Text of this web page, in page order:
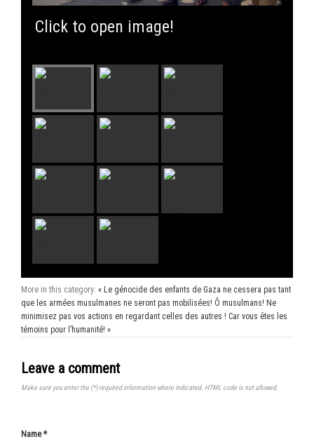
Click to open image!
More in this category: « Le génocide des enfants de Gaza ne cessera pas tant
que les armées musulmanes ne seront pas mobilisées! Ô musulmans! Ne
minimisez pas vos actions en regardant celles des autres ! Car vous êtes les
témoins pour l’humanité! »
Leave a comment
Make sure you enter the (*) required information where indicated. HTML code is not allowed.
Name *